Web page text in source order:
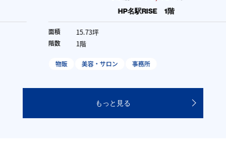
HP名駅RISE 1階
15.73坪
1階
美容・サロン 事務所
もっと見る